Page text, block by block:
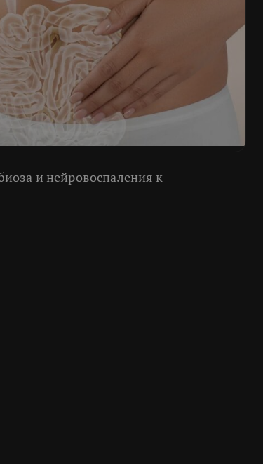
и нейровоспаления к